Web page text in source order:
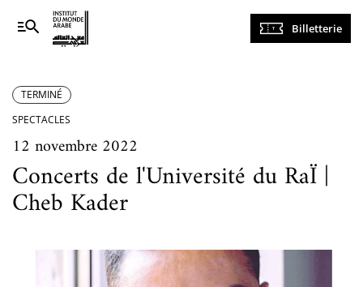
Navigation
principale
Billetterie
TERMINÉ
SPECTACLES
12 novembre 2022
Concerts de l'Université du RaÏ |
Cheb Kader